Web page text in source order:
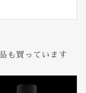
も買っています